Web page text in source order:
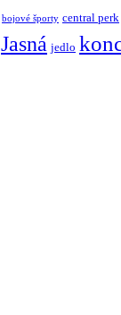
bojové športy central perk
Jasná jedlo